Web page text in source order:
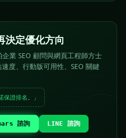
決定優化方向
業 SEO 顧問與網頁工程師方士
度、行動版可用性、SEO 關鍵
保證排名。」
諮詢 LINE 諮詢